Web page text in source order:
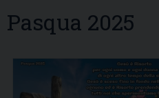
Pasqua 2025